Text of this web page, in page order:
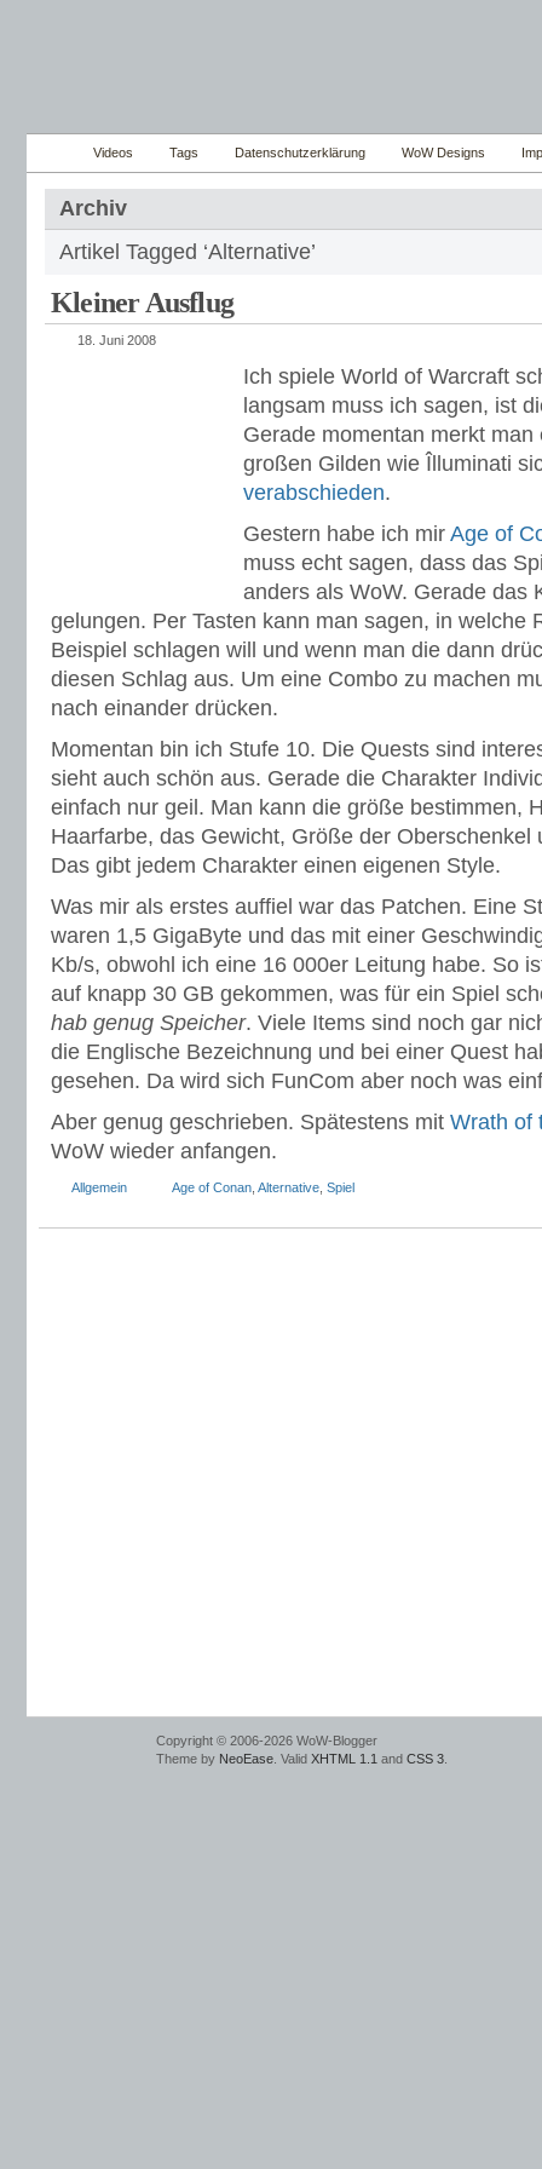
Videos Tags Datenschutzerklärung WoW Designs
Archiv
Artikel Tagged ‘Alternative’
Kleiner Ausflug
18. Juni 2008
Ich spiele World of Warcraft
langsam muss ich sagen, ist
Gerade momentan merkt
großen Gilden wie Îlluminati
verabschieden.
Gestern habe ich mir Age of
muss echt sagen, dass das
anders als WoW. Gerade das
gelungen. Per Tasten kann man sagen, in welche
Beispiel schlagen will und wenn man die dann
diesen Schlag aus. Um eine Combo zu machen
nach einander drücken.
Momentan bin ich Stufe 10. Die Quests sind
sieht auch schön aus. Gerade die Charakter
einfach nur geil. Man kann die größe bestimmen,
Haarfarbe, das Gewicht, Größe der Oberschenkel
Das gibt jedem Charakter einen eigenen Style.
Was mir als erstes auffiel war das Patchen. Eine
waren 1,5 GigaByte und das mit einer
Kb/s, obwohl ich eine 16 000er Leitung habe. So
auf knapp 30 GB gekommen, was für ein Spiel
hab genug Speicher. Viele Items sind noch gar
die Englische Bezeichnung und bei einer Quest
gesehen. Da wird sich FunCom aber noch was
Aber genug geschrieben. Spätestens mit Wrath of
WoW wieder anfangen.
Allgemein Age of Conan Alternative Spiel
Copyright © 2006-2026 WoW-Blogger
Theme by NeoEase . Valid XHTML 1.1 and CSS 3